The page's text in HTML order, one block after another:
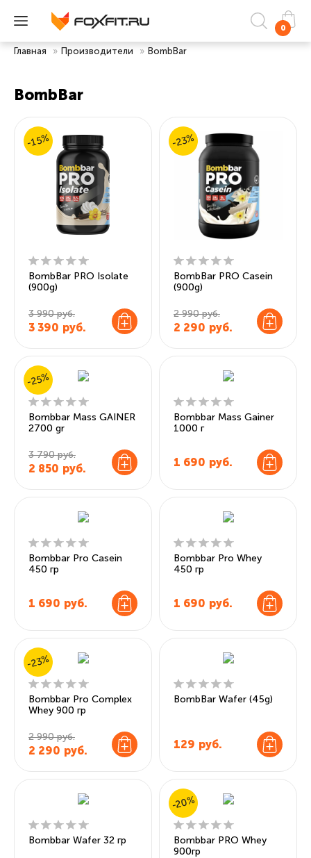
0
Главная » Производители » BombBar
BombBar
BombBar PRO Isolate
(900g)
3 990 руб.
3 390 руб.
-15%
BombBar PRO Casein
(900g)
2 990 руб.
2 290 руб.
-23%
Bombbar Mass GAINER
2700 gr
3 790 руб.
2 850 руб.
-25%
Bombbar Mass Gainer
1000 г
1 690 руб.
Bombbar Pro Casein
450 гр
1 690 руб.
Bombbar Pro Whey
450 гр
1 690 руб.
Bombbar Pro Complex
Whey 900 гр
2 990 руб.
2 290 руб.
-23%
BombBar Wafer (45g)
129 руб.
Bombbar Wafer 32 гр
Bombbar PRO Whey
900гр
-20%